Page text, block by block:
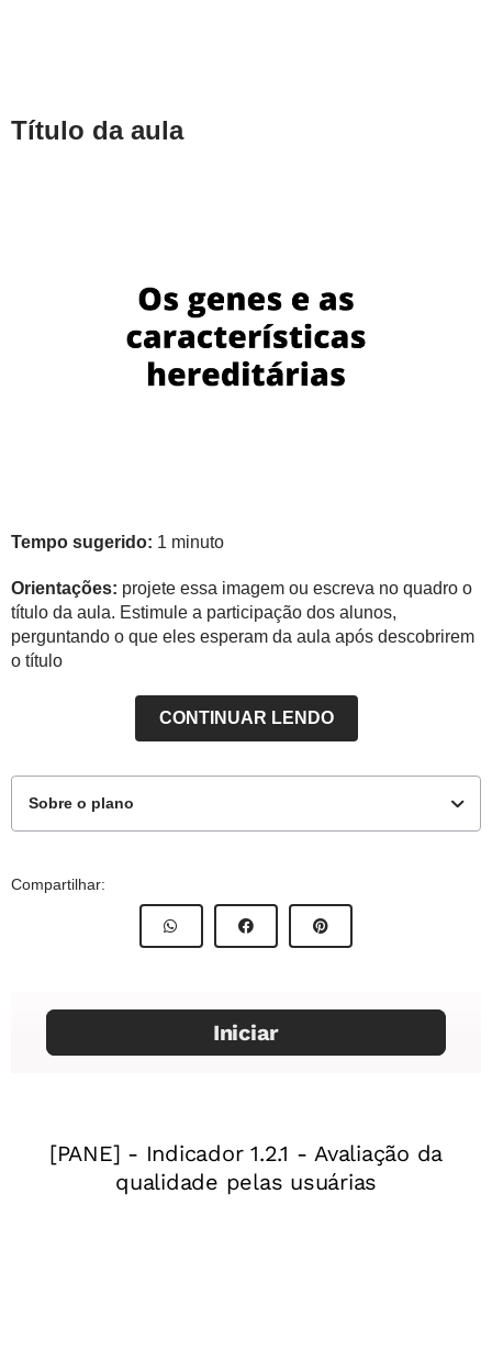
Título da aula
Tempo sugerido: 1 minuto
Orientações: projete essa imagem ou escreva no quadro o
título da aula. Estimule a participação dos alunos,
perguntando o que eles esperam da aula após descobrirem
o título
CONTINUAR LENDO
Sobre o plano
9º Ano
Objetivos de aprendizagem
características da espécie humana que são herdadas em
dominância ou em recessividade.
Habilidade da Base Nacional Comum Curricular
Compartilhar: